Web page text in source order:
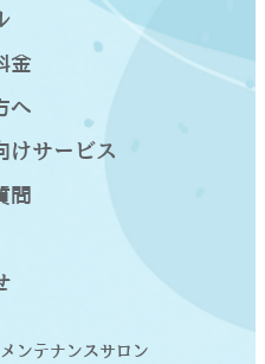
ンテナンスサロン
金
へ
けサービス
問